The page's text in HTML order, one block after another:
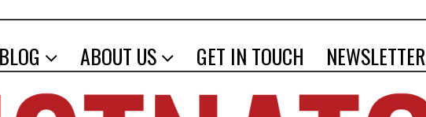
ABOUT US GET IN TOUCH NEWSLETTER